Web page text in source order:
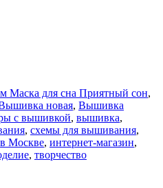
Маска для сна Приятный сон,
новая, Вышивка
с вышивкой, вышивка,
, схемы для вышивания,
в Москве, интернет-магазин,
, творчество